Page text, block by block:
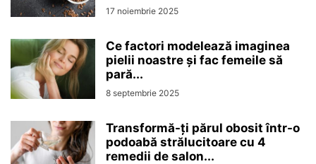
17 noiembrie 2025
Ce factori modelează imaginea
pielii noastre și fac femeile să
pară...
8 septembrie 2025
Transformă-ți părul obosit într-o
podoabă strălucitoare cu 4
remedii de salon...